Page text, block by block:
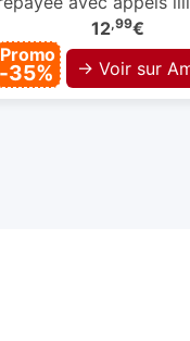
12,99€
Promo
-35% → Voir sur